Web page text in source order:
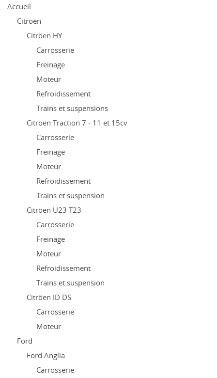
Accueil
Citroën
Citröen HY
Carrosserie
Freinage
Moteur
Refroidissement
Trains et suspensions
Citröen Traction 7 - 11 et 15cv
Carrosserie
Freinage
Moteur
Refroidissement
Trains et suspension
Citröen U23 T23
Carrosserie
Freinage
Moteur
Refroidissement
Trains et suspension
Citröen ID DS
Carrosserie
Moteur
Ford
Ford Anglia
Carrosserie